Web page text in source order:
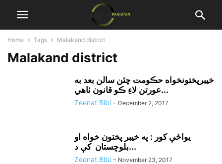
Home Tags Malakand district
Malakand district
خيبرپختونخواه حڪومت چئن سالن بعد به
عورتن لاءِ ڪو قانون ٺاهي...
Zeenat Bibi - December 2, 2017
يواځې کور : په خيبر پختون خواه او
بلوچستان کې د...
Zeenat Bibi - November 23, 2017